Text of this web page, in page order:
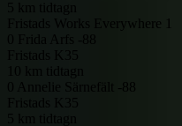
Fristads Works Everywhere 1
Annelie Särnefält -88